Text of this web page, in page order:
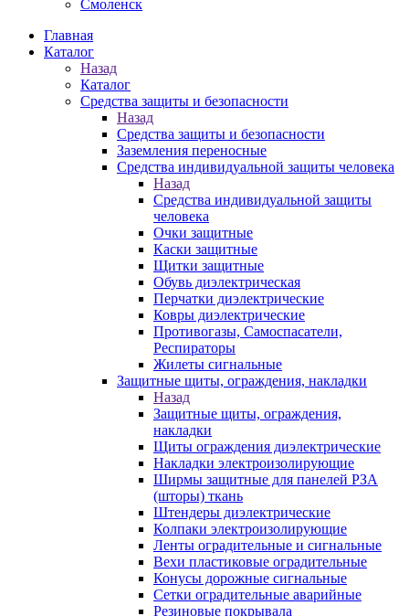
Смоленск
Главная
Каталог
Назад
Каталог
Средства защиты и безопасности
Назад
Средства защиты и безопасности
Заземления переносные
Средства индивидуальной защиты человека
Назад
Средства индивидуальной защиты
человека
Очки защитные
Каски защитные
Щитки защитные
Обувь диэлектрическая
Перчатки диэлектрические
Ковры диэлектрические
Противогазы, Самоспасатели,
Респираторы
Жилеты сигнальные
Защитные щиты, ограждения, накладки
Назад
Защитные щиты, ограждения,
накладки
Щиты ограждения диэлектрические
Накладки электроизолирующие
Ширмы защитные для панелей РЗА
(шторы) ткань
Штендеры диэлектрические
Колпаки электроизолирующие
Ленты оградительные и сигнальные
Вехи пластиковые оградительные
Конусы дорожные сигнальные
Сетки оградительные аварийные
Резиновые покрывала